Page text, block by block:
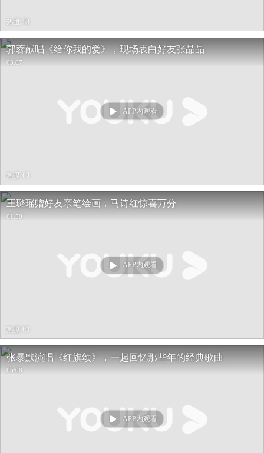
热度 58
郭蓉献唱《给你我的爱》，现场表白好友张晶晶
03:07
APP内观看
热度 63
王璐瑶赠好友亲笔绘画，马诗红惊喜万分
01:50
APP内观看
热度 63
张暴默演唱《红旗颂》，一起回忆那些年的经典歌曲
05:08
APP内观看